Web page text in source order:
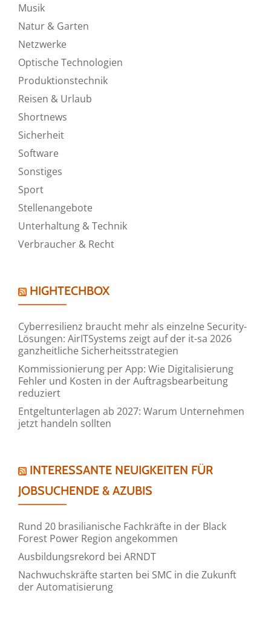
Musik
Natur & Garten
Netzwerke
Optische Technologien
Produktionstechnik
Reisen & Urlaub
Shortnews
Sicherheit
Software
Sonstiges
Sport
Stellenangebote
Unterhaltung & Technik
Verbraucher & Recht
HIGHTECHBOX
Cyberresilienz braucht mehr als einzelne Security-
Lösungen: AirITSystems zeigt auf der it-sa 2026
ganzheitliche Sicherheitsstrategien
Kommissionierung per App: Wie Digitalisierung
Fehler und Kosten in der Auftragsbearbeitung
reduziert
Entgeltunterlagen ab 2027: Warum Unternehmen
jetzt handeln sollten
INTERESSANTE NEUIGKEITEN FÜR
JOBSUCHENDE & AZUBIS
Rund 20 brasilianische Fachkräfte in der Black
Forest Power Region angekommen
Ausbildungsrekord bei ARNDT
Nachwuchskräfte starten bei SMC in die Zukunft
der Automatisierung